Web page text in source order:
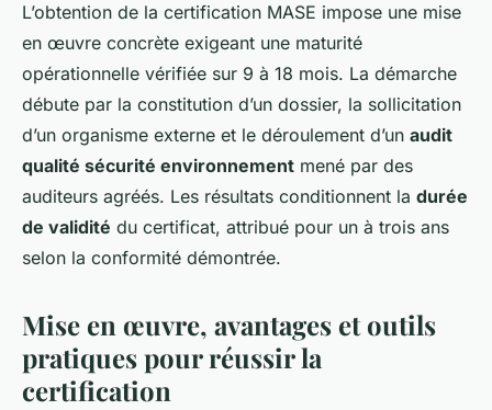
L’obtention de la certification MASE impose une mise
en œuvre concrète exigeant une maturité
opérationnelle vérifiée sur 9 à 18 mois. La démarche
débute par la constitution d’un dossier, la sollicitation
d’un organisme externe et le déroulement d’un audit
qualité sécurité environnement mené par des
auditeurs agréés. Les résultats conditionnent la durée
de validité du certificat, attribué pour un à trois ans
selon la conformité démontrée.
Mise en œuvre, avantages et outils
pratiques pour réussir la
certification